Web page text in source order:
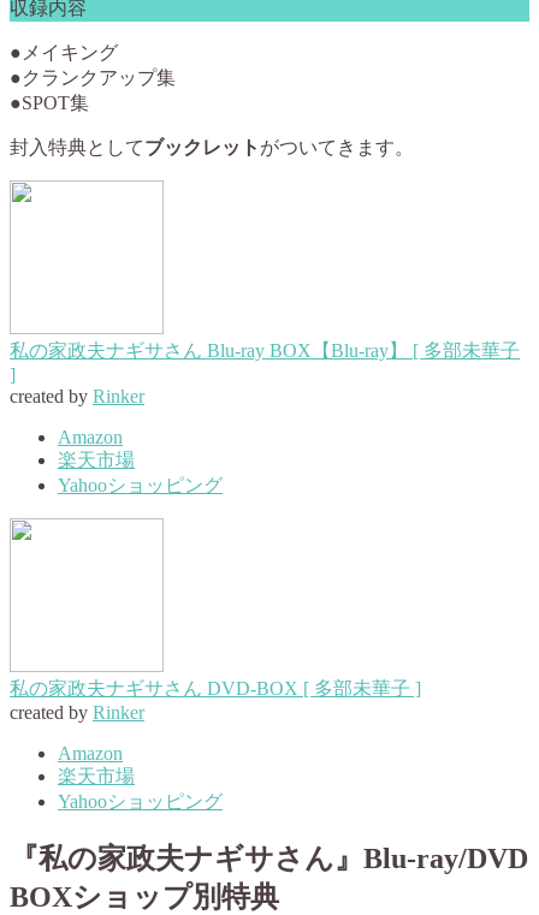
収録内容
●メイキング
●クランクアップ集
●SPOT集
封入特典としてブックレット がついてきます。
私の家政夫ナギサさん Blu-ray BOX【Blu-ray】 [ 多部未華子
]
created by Rinker
Amazon
楽天市場
Yahooショッピング
私の家政夫ナギサさん DVD-BOX [ 多部未華子 ]
created by Rinker
Amazon
楽天市場
Yahooショッピング
『私の家政夫ナギサさん』Blu-ray/DVD
BOXショップ別特典